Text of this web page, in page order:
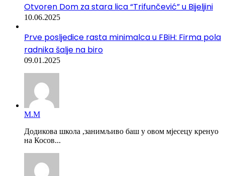
Otvoren Dom za stara lica “Trifunčević” u Bijeljini
10.06.2025
Prve posljedice rasta minimalca u FBiH: Firma pola
radnika šalje na biro
09.01.2025
М.М
Додикова школа ,занимљиво баш у овом мјесецу кренуо
на Косов...